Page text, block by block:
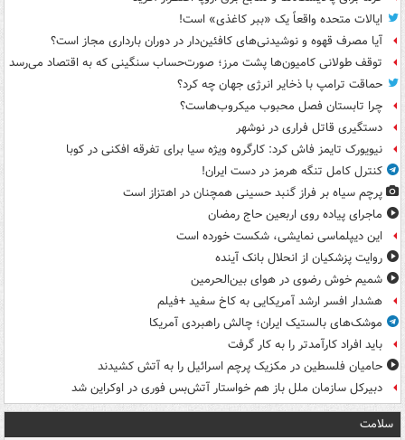
ایالات متحده واقعاً یک «ببر کاغذی» است!
آیا مصرف قهوه و نوشیدنی‌های کافئین‌دار در دوران بارداری مجاز است؟
توقف طولانی کامیون‌ها پشت مرز؛ صورت‌حساب سنگینی که به اقتصاد می‌رسد
حماقت ترامپ با ذخایر انرژی جهان چه کرد؟
چرا تابستان فصل محبوب میکروب‌هاست؟
دستگیری قاتل فراری در نوشهر
نیویورک تایمز فاش کرد: کارگروه ویژه سیا برای تفرقه افکنی در کوبا
کنترل کامل تنگه هرمز در دست ایران!
پرچم سیاه بر فراز گنبد حسینی همچنان در اهتزاز است
ماجرای پیاده روی اربعین حاج رمضان
این دیپلماسی نمایشی، شکست خورده است
روایت پزشکیان از انحلال بانک آینده
شمیم خوش رضوی در هوای بین‌الحرمین
هشدار افسر ارشد آمریکایی به کاخ سفید +فیلم
موشک‌های بالستیک ایران؛ چالش راهبردی آمریکا
باید افراد کارآمدتر را به کار گرفت
حامیان فلسطین در مکزیک پرچم اسرائیل را به آتش کشیدند
دبیرکل سازمان ملل باز هم خواستار آتش‌بس فوری در اوکراین شد
سلامت